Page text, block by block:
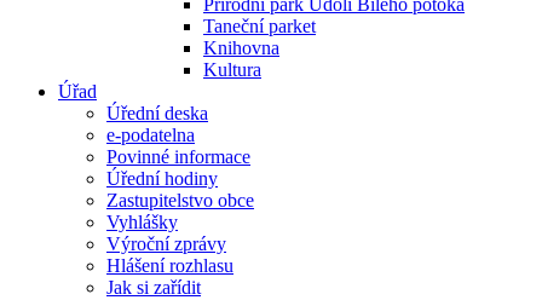
Přírodní park Údolí Bílého potoka
Taneční parket
Knihovna
Kultura
Úřad
Úřední deska
e-podatelna
Povinné informace
Úřední hodiny
Zastupitelstvo obce
Vyhlášky
Výroční zprávy
Hlášení rozhlasu
Jak si zařídit